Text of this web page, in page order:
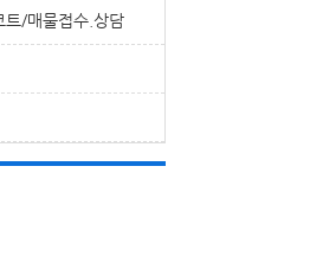
/매물접수.상담